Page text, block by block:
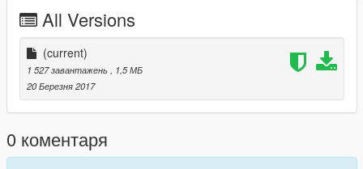
All Versions
(current)
1 527 завантажень
, 1,5 МБ
20 Березня 2017
0 коментаря